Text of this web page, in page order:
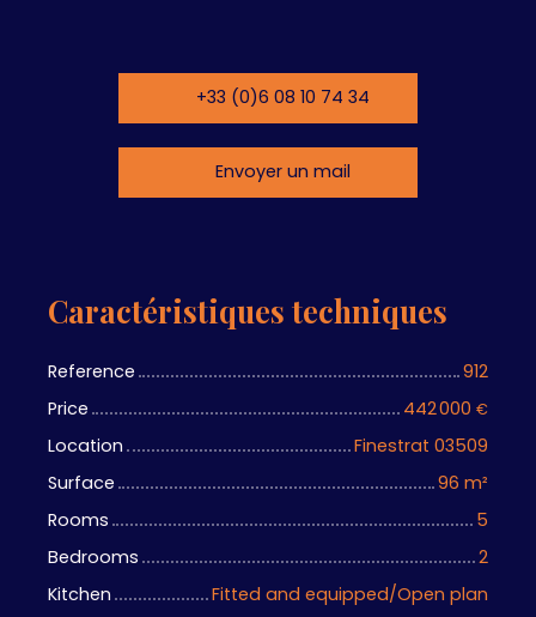
+33 (0)6 08 10 74 34
Envoyer un mail
Caractéristiques techniques
Reference
912
Price
442 000 €
Location
Finestrat 03509
Surface
96 m²
Rooms
5
Bedrooms
2
Kitchen
Fitted and equipped/Open plan